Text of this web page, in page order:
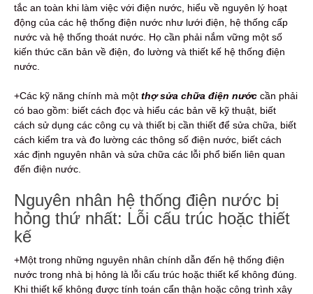
tắc an toàn khi làm việc với điện nước, hiểu về nguyên lý hoạt
động của các hệ thống điện nước như lưới điện, hệ thống cấp
nước và hệ thống thoát nước. Họ cần phải nắm vững một số
kiến thức căn bản về điện, đo lường và thiết kế hệ thống điện
nước.
+Các kỹ năng chính mà một thợ sửa chữa điện nước cần phải
có bao gồm: biết cách đọc và hiểu các bản vẽ kỹ thuật, biết
cách sử dụng các công cụ và thiết bị cần thiết để sửa chữa, biết
cách kiểm tra và đo lường các thông số điện nước, biết cách
xác định nguyên nhân và sửa chữa các lỗi phổ biến liên quan
đến điện nước.
Nguyên nhân hệ thống điện nước bị
hỏng thứ nhất: Lỗi cấu trúc hoặc thiết
kế
+Một trong những nguyên nhân chính dẫn đến hệ thống điện
nước trong nhà bị hỏng là lỗi cấu trúc hoặc thiết kế không đúng.
Khi thiết kế không được tính toán cẩn thận hoặc công trình xây